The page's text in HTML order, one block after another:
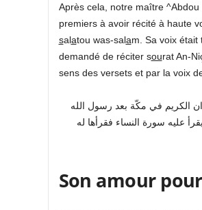
Après cela, notre maître ^Abdou
premiers à avoir récité à haute
salatou was-salam. Sa voix était
demandé de réciter sourat An-
sens des versets et par la voix
الكريم في مكّة بعد رسول الله
عليه سورة النساء فقرأها له
Son amour